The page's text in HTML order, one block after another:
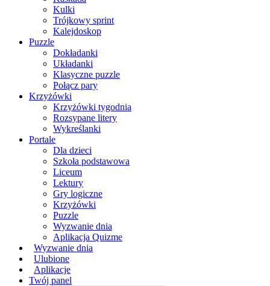
Kulki
Trójkowy sprint
Kalejdoskop
Puzzle
Dokładanki
Układanki
Klasyczne puzzle
Połącz pary
Krzyżówki
Krzyżówki tygodnia
Rozsypane litery
Wykreślanki
Portale
Dla dzieci
Szkoła podstawowa
Liceum
Lektury
Gry logiczne
Krzyżówki
Puzzle
Wyzwanie dnia
Aplikacja Quizme
Wyzwanie dnia
Ulubione
Aplikacje
Twój panel